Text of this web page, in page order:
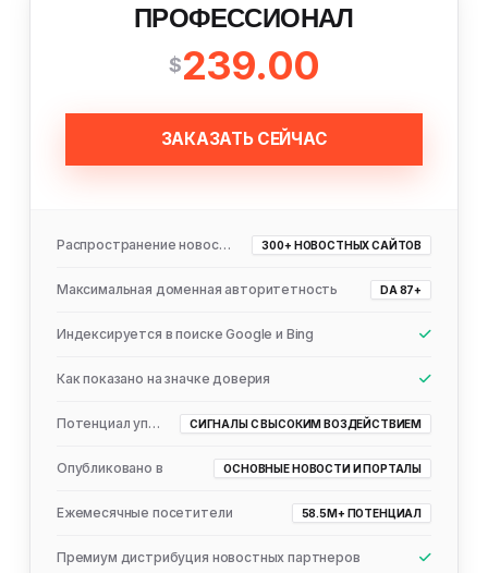
ПРОФЕССИОНАЛ
$239.00
ЗАКАЗАТЬ СЕЙЧАС
Распространение новостей 300+ НОВОСТНЫХ САЙТОВ
Максимальная доменная авторитетность DA 87+
Индексируется в поиске Google и Bing
Как показано на значке доверия
Потенциал упоминания ИИ СИГНАЛЫ С ВЫСОКИМ ВОЗДЕЙСТВИЕМ
Опубликовано в ОСНОВНЫЕ НОВОСТИ И ПОРТАЛЫ
Ежемесячные посетители 58.5M+ ПОТЕНЦИАЛ
Премиум дистрибуция новостных партнеров